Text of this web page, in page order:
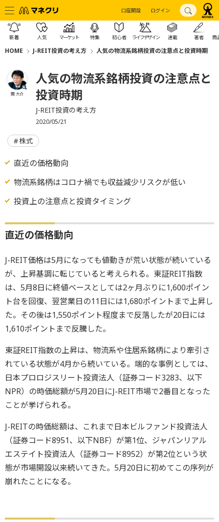
口座開設 ログイン
新着 人気 マーケット 特集 初心者 ライフデザイン 連載 著者 商
HOME J-REIT投資の考え方 人気の物流系銘柄投資の注意点と投資時期
関 大介
人気の物流系銘柄投資の注意点と
投資時期
J-REIT投資の考え方
2020/05/21
株式
直近の価格動向
物流系銘柄はコロナ禍でも収益減少リスクが低い
投資上の注意点と投資タイミング
直近の価格動向
J-REIT価格は5月になっても値動きが荒い状態が続いている
が、上昇基調に転じていると考えられる。東証REIT指数
は、5月8日に終値ベースとしては2ヶ月ぶりに1,600ポイン
ト台を回復、翌営業日の11日には1,680ポイントまで上昇し
た。その後は1,550ポイント程度まで反落したが20日には
1,610ポイントまで反騰した。
東証REIT指数の上昇は、物流系や住居系銘柄により牽引さ
れている状態が4月から続いている。端的な事例としては、
日本プロロジスリート投資法人（証券コード3283、以下
NPR）の時価総額が5月20日にJ-REIT市場で2番目となった
ことが挙げられる。
J-REITの時価総額は、これまで日本ビルファンド投資法人
（証券コード8951、以下NBF）が第1位、ジャパンリアル
エステイト投資法人（証券コード8952）が第2位という状
態が市場開設以来続いてきた。5月20日に初めてこの序列が
崩れたことになる。